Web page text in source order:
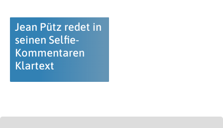
Jean Pütz redet in
seinen Selfie-
Kommentaren
Klartext